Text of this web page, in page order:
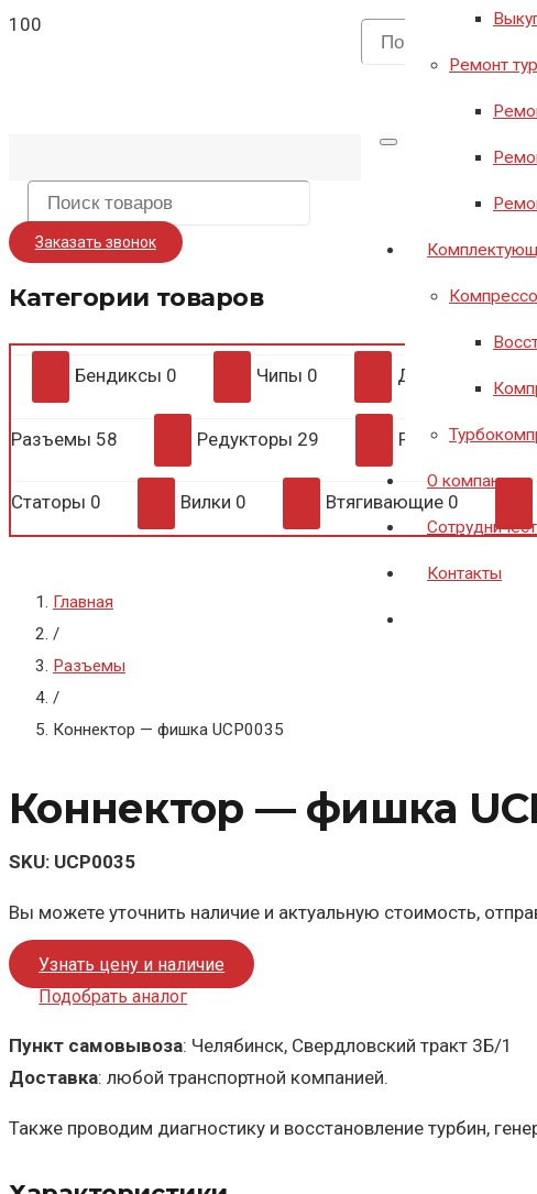
Ремонт
О компании
Контакты
Заказать звонок
Категории товаров
Бендиксы 0 Чипы 0 Диодные мосты
Разъемы 58 Редукторы 29 Регуляторы0
Статоры 0 Вилки 0 Втягивающие 0
Главная
/
Разъемы
/
Коннектор — фишка UCP0035
Коннектор — фишка
SKU: UCP0035
Вы можете уточнить наличие и актуальную стоимость,
Узнать цену и наличие
Подобрать аналог
Пункт самовывоза: Челябинск, Свердловский тракт 3Б/1
Доставка: любой транспортной компанией.
Также проводим диагностику и восстановление турбин,